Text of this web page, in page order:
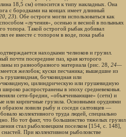
18,5 см) относится к типу накладных. Она
с бородками на концах имеет длинный
, 23). Обе остроги могли использоваться как
«лучения», осенью и весной в полыньях
топора. Такой острогой рыбак добивал
ее вместе с топором в воде, пока рыба
находками челноков и грузил.
почти посередине паз, края которого
из разнообразного материала (рис. 28, 24—
желобок; куски песчаника; вышедшие из
грушевидная, бочковидная или
цилиндрическую или грушевидную
распространены в эпоху средневековья.
сети-бредни, «объячеивающие» (сети) и
или кирпичные грузила. Основными орудиями
ловили рыбу и соседи салтовцев —
коллективного труда людей, специально
Но тот факт, что большинство тяжелых грузил
стал рыболовецким поселком [154, с. 148],
При коллективном рыболовстве